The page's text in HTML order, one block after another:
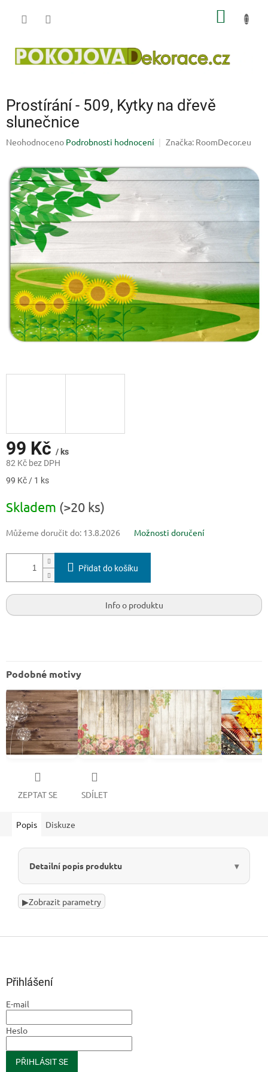
Prostírání - 509, Kytky na dřevě
slunečnice
Průměrné
produktu
je
0,0
hvězdiček.
Neohodnoceno Podrobnosti hodnocení Značka: RoomDecor.eu
99 Kč / ks
82 Kč bez DPH
Měrná
99 Kč / 1 ks
Skladem (>20 ks)
Můžeme doručit do: 13.8.2026 Možnosti doručení
Přidat do košíku
Info o produktu
Podobné motivy
ZEPTAT SE SDÍLET
Popis Diskuze
Detailní popis produktu
▶Zobrazit parametry
Přihlášení
E-mail
Heslo
PŘIHLÁSIT SE